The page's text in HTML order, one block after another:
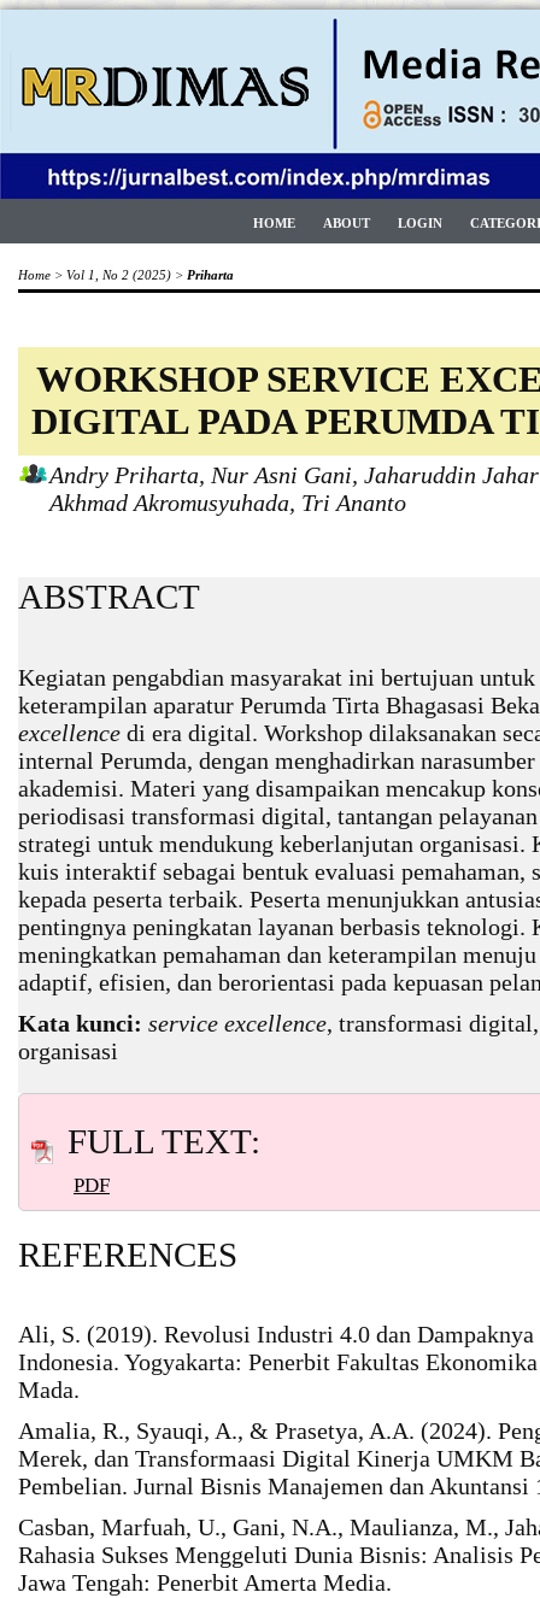
HOME ABOUT LOGIN
Home > Vol 1, No 2 (2025) > Priharta
WORKSHOP SERVICE
DIGITAL PADA PERUMDA
Andry Priharta, Nur Asni Gani, Jaharuddin
Akhmad Akromusyuhada, Tri Ananto
ABSTRACT
Kegiatan pengabdian masyarakat ini bertujuan
keterampilan aparatur Perumda Tirta Bhagasasi
excellence di era digital. Workshop dilaksanakan
internal Perumda, dengan menghadirkan
akademisi. Materi yang disampaikan mencakup
periodisasi transformasi digital, tantangan
strategi untuk mendukung keberlanjutan organisasi.
kuis interaktif sebagai bentuk evaluasi pemahaman,
kepada peserta terbaik. Peserta menunjukkan
pentingnya peningkatan layanan berbasis teknologi.
meningkatkan pemahaman dan keterampilan
adaptif, efisien, dan berorientasi pada kepuasan
Kata kunci: service excellence, transformasi
organisasi
FULL TEXT:
PDF
REFERENCES
Ali, S. (2019). Revolusi Industri 4.0 dan
Indonesia. Yogyakarta: Penerbit Fakultas
Mada.
Amalia, R., Syauqi, A., & Prasetya, A.A. (2024).
Merek, dan Transformaasi Digital Kinerja UMKM
Pembelian. Jurnal Bisnis Manajemen dan Akuntansi
Casban, Marfuah, U., Gani, N.A., Maulianza, M.,
Rahasia Sukses Menggeluti Dunia Bisnis: Analisis
Jawa Tengah: Penerbit Amerta Media.